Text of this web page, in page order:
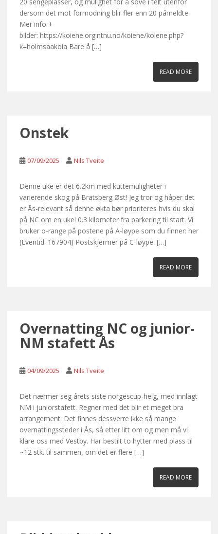
dersom det mot formodning blir fler enn 20 påmeldte.
Mer info +
bilder: https://koiene.org.ntnu.no/koiene/koiene.php?
k=holmsaakoia Bare å […]
READ MORE
Onstek
07/09/2025 Nils Tveite
Denne uke er det 6.2km med kuttemuligheter i
varierende skog på Bratsberg Øst! Jeg tror og håper det
er Ås-relevant så denne økta bør prioriteres hvis du skal
på NC om en uke! 0.3 kilometer fra parkering til start. Vi
bruker o-range på postene på A-løype som du finner: her
(Eventid: 167904) Postskjermer på C-løype. […]
READ MORE
Overnatting NC og junior-
NM stafett Ås
04/09/2025 Nils Tveite
Det nærmer seg årets siste norgescup-helg, med innlagt
NM i juniorstafett. Regner med det blir et meget bra
arrangement. Det finnes dessverre ikke så mange
overnattingssteder i Ås, så etter litt om og men må vi
klare oss med Vestby. Har bestilt to hytter med plass til
~12 stk. til sammen, om det er flere […]
READ MORE